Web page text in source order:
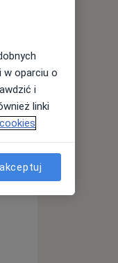
Czw,
w oparciu o
i
linki